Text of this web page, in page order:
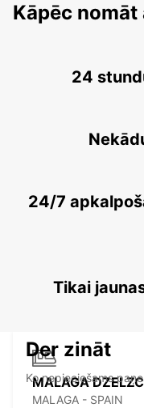
ALMERIJA
TORREMOLINOS -
MALAGA
MALAGA - SPAIN
Kāpēc
24
24/7
Tikai
Der zināt
Ko nepieciešams